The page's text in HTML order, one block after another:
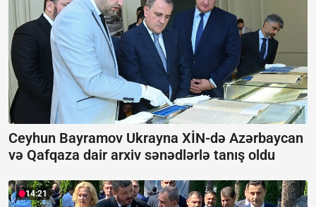
Ceyhun Bayramov Ukrayna XİN-də Azərbaycan
və Qafqaza dair arxiv sənədlərlə tanış oldu
14:21